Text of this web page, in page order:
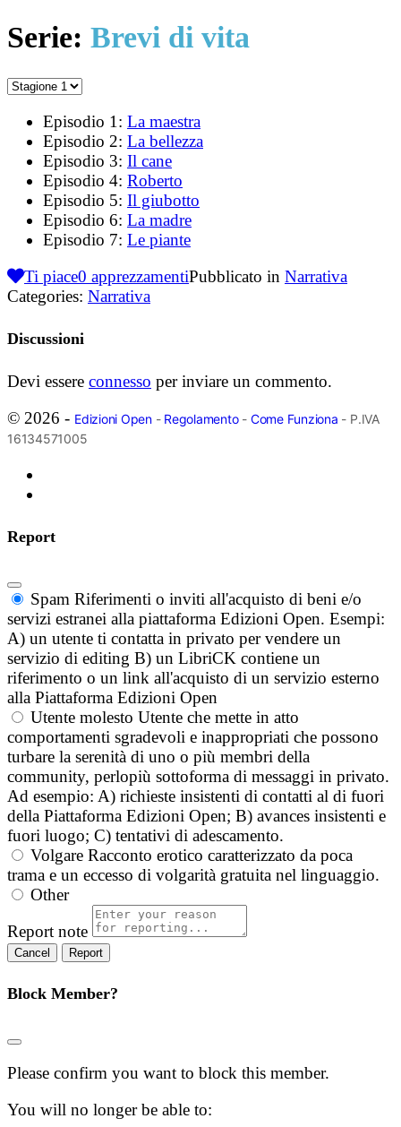
Serie: Brevi di vita
Episodio 1: La maestra
Episodio 2: La bellezza
Episodio 3: Il cane
Episodio 4: Roberto
Episodio 5: Il giubotto
Episodio 6: La madre
Episodio 7: Le piante
Ti piace0 apprezzamentiPubblicato in Narrativa
Categories: Narrativa
Discussioni
Devi essere connesso per inviare un commento.
© 2026 - Edizioni Open- Regolamento- Come Funziona - P.IVA
16134571005
Report
Spam Riferimenti o inviti all'acquisto di beni e/o
servizi estranei alla piattaforma Edizioni Open. Esempi:
A) un utente ti contatta in privato per vendere un
servizio di editing B) un LibriCK contiene un
riferimento o un link all'acquisto di un servizio esterno
alla Piattaforma Edizioni Open
Utente molesto Utente che mette in atto
comportamenti sgradevoli e inappropriati che possono
turbare la serenità di uno o più membri della
community, perlopiù sottoforma di messaggi in privato.
Ad esempio: A) richieste insistenti di contatti al di fuori
della Piattaforma Edizioni Open; B) avances insistenti e
fuori luogo; C) tentativi di adescamento.
Volgare Racconto erotico caratterizzato da poca
trama e un eccesso di volgarità gratuita nel linguaggio.
Other
Report note
Report
Block Member?
Please confirm you want to block this member.
You will no longer be able to: